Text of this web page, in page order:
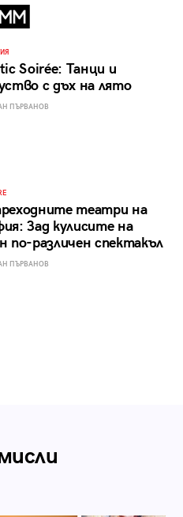
Soirée: Танци и
с дъх на лято
ПЪРВАНОВ
театри на
Зад кулисите на
по-различен спектакъл
ПЪРВАНОВ